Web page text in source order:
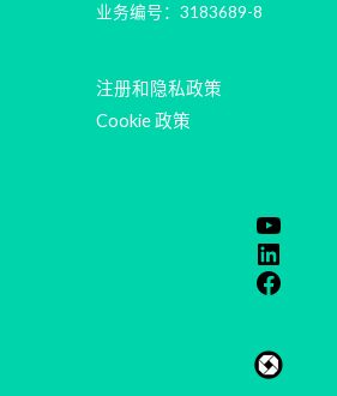
业务编号：3183689-8
注册和隐私政策
Cookie 政策